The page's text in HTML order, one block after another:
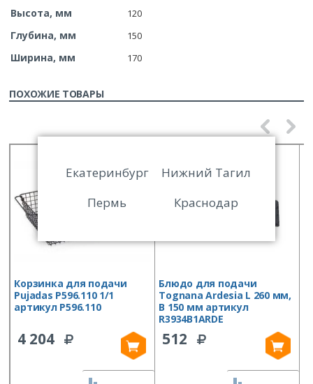
Высота, мм 120
Глубина, мм 150
Ширина, мм 170
ПОХОЖИЕ ТОВАРЫ
Корзинка для подачи
Pujadas P596.110 1/1
артикул P596.110
4 204
Блюдо для подачи
Tognana Ardesia L 260 мм,
B 150 мм артикул
R3934B1ARDE
512
Екатеринбург
Нижний Тагил
Пермь
Краснодар